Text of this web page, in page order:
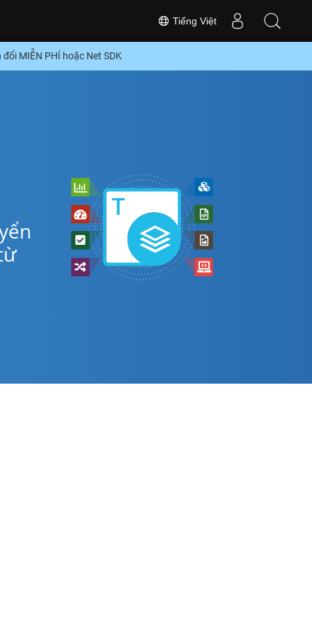
Tiếng Việt
MIỄN PHÍ hoặc Net SDK